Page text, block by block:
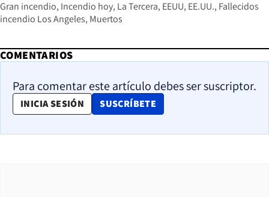
Gran incendio Incendio hoy La Tercera EEUU EE.UU. Fallecidos
incendio Los Angeles Muertos
COMENTARIOS
Para comentar este artículo debes ser suscriptor.
INICIA SESIÓN SUSCRÍBETE
OPENS IN NEW WINDOW